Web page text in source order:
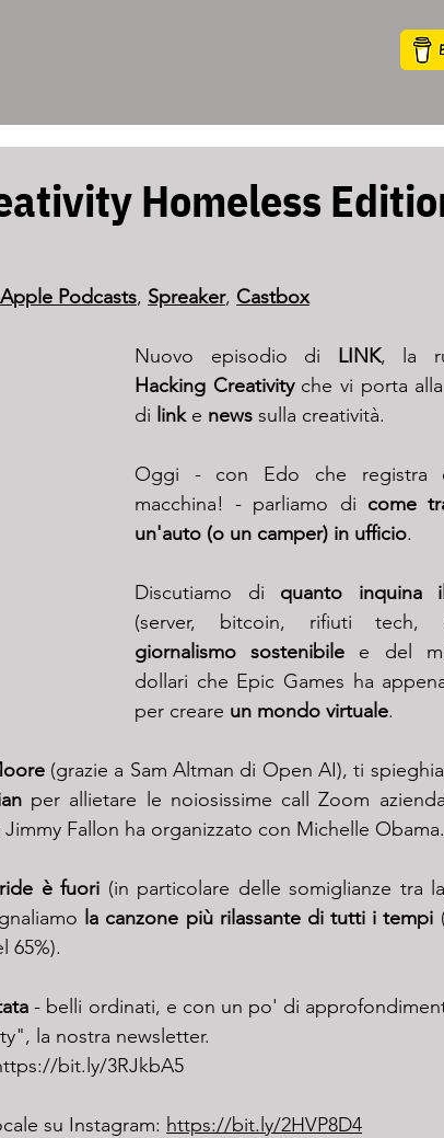
Homeless
Apple Podcasts, Spreaker, Castbox
Nuovo episodio di LINK
Hacking Creativity che vi porta
di link e news sulla creatività.
Oggi - con Edo che registra
macchina! - parliamo di come
un'auto (o un camper) in ufficio.
Discutiamo di
giornalismo sostenibile e del
dollari che Epic Games ha
per creare un mondo virtuale.
(grazie a Sam Altman di Open AI), ti
per allietare le noiosissime call Zoom
Fallon ha organizzato con Michelle Obama.
è fuori (in particolare delle somiglianze tra
la canzone più rilassante di tutti i tempi
65%).
- belli ordinati, e con un po' di
la nostra newsletter.
bit.ly/3RJkbA5
su Instagram: https://bit.ly/2HVP8D4